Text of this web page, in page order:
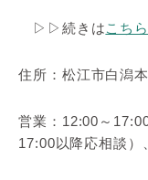
▷▷続きはこち
住所：松江市白潟
営業：12:00～
17:00以降応相談）